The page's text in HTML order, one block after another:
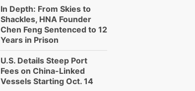
In Depth: From Skies to
Shackles, HNA Founder
Chen Feng Sentenced to 12
Years in Prison
U.S. Details Steep Port
Fees on China-Linked
Vessels Starting Oct. 14